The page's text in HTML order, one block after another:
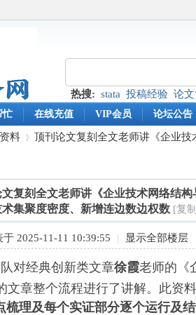
热搜: stata 投稿经验 论文
忙 在线充值 VIP会员 论坛公告
料
›
顶刊论文复刻全文老师讲《企业技
复刻全文老师讲《企业技术网络结
集聚度密度、新增连边数边权数 [复
于 2025-11-11 10:39:55 | 显示全部楼层
对经典创新类文章徐霞老师的《
文章整个流程进行了讲解。此资
梳理及每个实证部分逐个运行及